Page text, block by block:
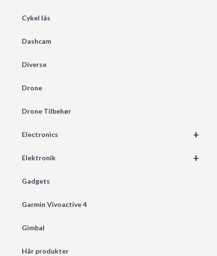
Cykel lås
Dashcam
Diverse
Drone
Drone Tilbehør
+
Electronics
+
Elektronik
Gadgets
Garmin Vivoactive 4
Gimbal
Hår produkter